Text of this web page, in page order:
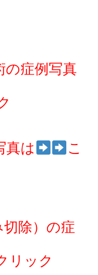
の症例写真
真は こ
除）の症
リック